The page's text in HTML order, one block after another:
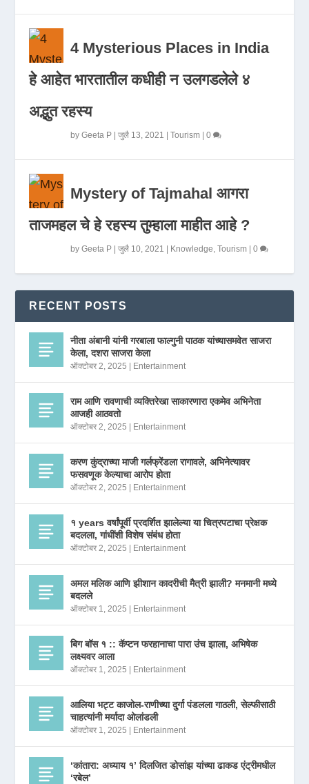
4 Mysterious Places in India
हे आहेत भारतातील कधीही न उलगडलेले ४
अद्भुत रहस्य
byGeeta P |जुलै 13, 2021 |Tourism |0
Mystery of Tajmahal आगरा
ताजमहल चे हे रहस्य तुम्हाला माहीत आहे ?
byGeeta P |जुलै 10, 2021 | Knowledge ,Tourism |0
RECENT POSTS
नीता अंबानी यांनी गरबाला फाल्गुनी पाठक यांच्यासमवेत साजरा
केला, दशरा साजरा केला
ऑक्टोबर 2, 2025 | Entertainment
राम आणि रावणाची व्यक्तिरेखा साकारणारा एकमेव अभिनेता
आजही आठवतो
ऑक्टोबर 2, 2025 | Entertainment
करण कुंद्राच्या माजी गर्लफ्रेंडला रागावले, अभिनेत्यावर
फसवणूक केल्याचा आरोप होता
ऑक्टोबर 2, 2025 | Entertainment
१ years वर्षांपूर्वी प्रदर्शित झालेल्या या चित्रपटाचा प्रेक्षक
बदलला, गांधींशी विशेष संबंध होता
ऑक्टोबर 2, 2025 | Entertainment
अमल मलिक आणि झीशान कादरीची मैत्री झाली? मनमानी मध्ये
बदलले
ऑक्टोबर 1, 2025 | Entertainment
बिग बॉस १ :: कॅप्टन फरहानाचा पारा उंच झाला, अभिषेक
लक्ष्यवर आला
ऑक्टोबर 1, 2025 | Entertainment
आलिया भट्ट काजोल-राणीच्या दुर्गा पंडलला गाठली, सेल्फीसाठी
चाहत्यांनी मर्यादा ओलांडली
ऑक्टोबर 1, 2025 | Entertainment
‘कांतारा: अध्याय १’ दिलजित डोसांझ यांच्या ढाकड एंट्रीमधील
‘रबेल’